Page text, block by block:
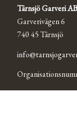
Tärnsjö Garveri AB
Garverivägen 6
740 45 Tärnsjö